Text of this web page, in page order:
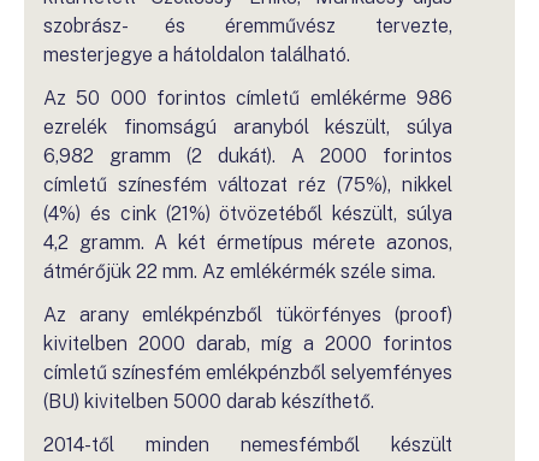
szobrász- és éremművész tervezte,
mesterjegye a hátoldalon található.
Az 50 000 forintos címletű emlékérme 986
ezrelék finomságú aranyból készült, súlya
6,982 gramm (2 dukát). A 2000 forintos
címletű színesfém változat réz (75%), nikkel
(4%) és cink (21%) ötvözetéből készült, súlya
4,2 gramm. A két érmetípus mérete azonos,
átmérőjük 22 mm. Az emlékérmék széle sima.
Az arany emlékpénzből tükörfényes (proof)
kivitelben 2000 darab, míg a 2000 forintos
címletű színesfém emlékpénzből selyemfényes
(BU) kivitelben 5000 darab készíthető.
2014-től minden nemesfémből készült